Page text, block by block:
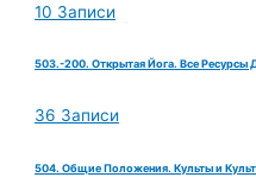
10 Записи
503.-200. Открытая Йога. Все Ресурсы
36 Записи
504. Общие Положения. Культы и